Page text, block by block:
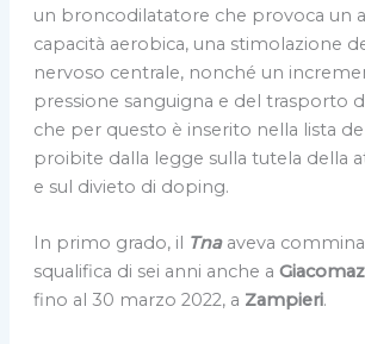
un broncodilatatore che provoca un
capacità aerobica, una stimolazione
nervoso centrale, nonché un
pressione sanguigna e del trasporto
che per questo è inserito nella lista
proibite dalla legge sulla tutela della
e sul divieto di doping.
In primo grado, il Tnaaveva
squalifica di sei anni anche a
fino al 30 marzo 2022, a Zampieri.